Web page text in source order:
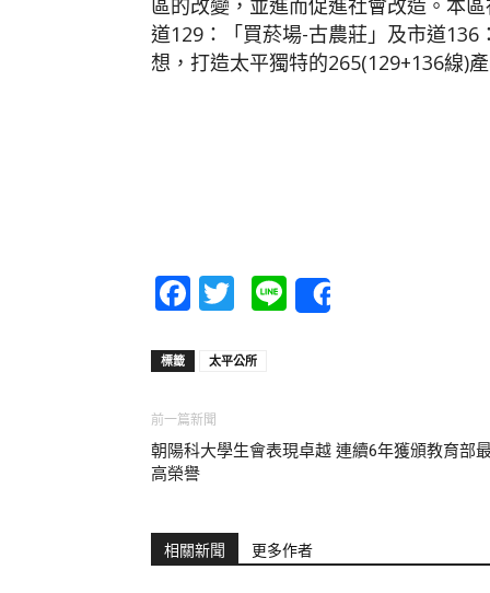
區的改變，並進而促進社會改造。本
道129：「買菸場-古農莊」及市道
想，打造太平獨特的265(129+136線)
Facebook
Twitter
Line
標籤 太平公所
前一篇新聞
朝陽科大學生會表現卓越 連續6年獲頒教育部最
高榮譽
相關新聞 更多作者